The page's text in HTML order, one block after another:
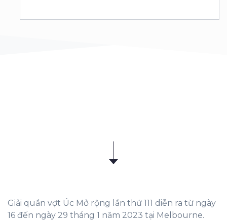
Giải quần vợt Úc Mở rộng lần thứ 111 diễn ra từ ngày
16 đến ngày 29 tháng 1 năm 2023 tại Melbourne.